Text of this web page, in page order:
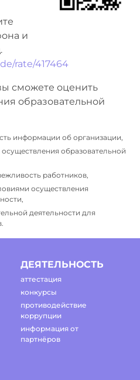
и
rate/417464
сможете оценить
образовательной
информации об организации,
образовательной
работников,
осуществления
деятельности для
ДЕЯТЕЛЬНОСТЬ
аттестация
конкурсы
противодействие
коррупции
информация от
партнёров